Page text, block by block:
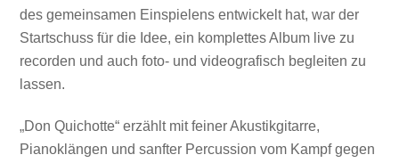
des gemeinsamen Einspielens entwickelt hat, war der
Startschuss für die Idee, ein komplettes Album live zu
recorden und auch foto- und videografisch begleiten zu
lassen.
„Don Quichotte“ erzählt mit feiner Akustikgitarre,
Pianoklängen und sanfter Percussion vom Kampf gegen